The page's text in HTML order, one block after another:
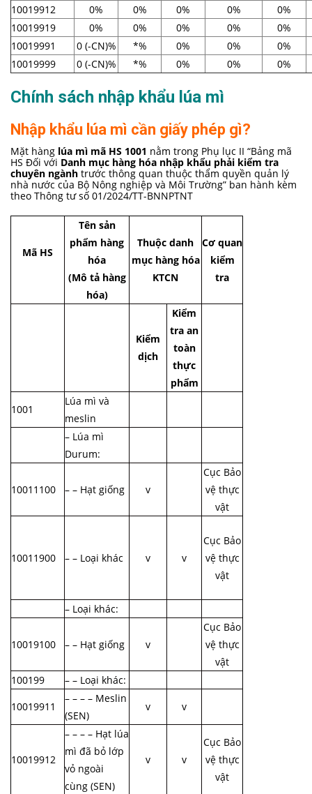
10019912 0% 0% 0% 0%
0%
10019919
0% 0% 0% 0%
0%
10019991
0 (-CN)% *% 0% 0%
0%
10019999
0 (-CN)% *% 0% 0% 0%
Chính sách nhập khẩu lúa mì
Nhập khẩu lúa mì cần giấy phép gì?
Mặt hàng lúa mì mã HS 1001 nằm trong Phụ lục II “Bảng mã
HS Đối với Danh mục hàng hóa nhập khẩu phải kiểm tra
chuyên ngành trước thông quan thuộc thẩm quyền quản lý
nhà nước của Bộ Nông nghiệp và Môi Trường” ban hành kèm
theo Thông tư số 01/2024/TT-BNNPTNT
Mã HS
Tên sản
phẩm hàng
hóa
(Mô tả hàng
hóa)
Thuộc danh
mục hàng hóa
KTCN
Cơ quan
kiểm
tra
Kiểm
dịch
Kiểm
tra an
toàn
thực
phẩm
1001
Lúa mì và
meslin
– Lúa mì
Durum:
10011100 – – Hạt giống v
Cục Bảo
vệ thực
vật
10011900 – – Loại khác v v
Cục Bảo
vệ thực
vật
– Loại khác:
10019100 – – Hạt giống v
Cục Bảo
vệ thực
vật
100199
– – Loại khác:
10019911
– – – – Meslin
(SEN)
v v
10019912
– – – – Hạt lúa
mì đã bỏ lớp
vỏ ngoài
cùng (SEN)
v v
Cục Bảo
vệ thực
vật